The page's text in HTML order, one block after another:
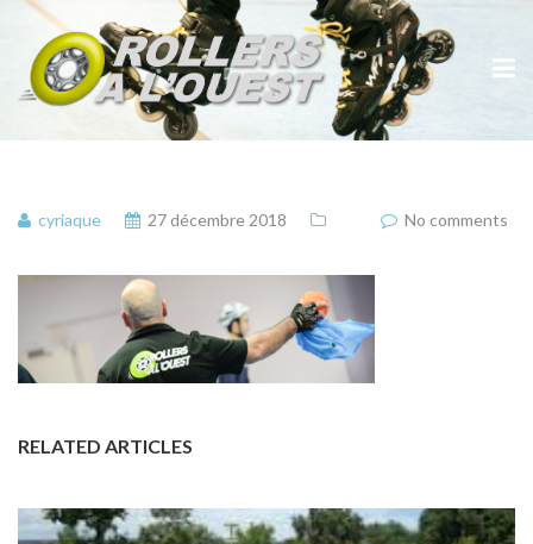
cyriaque 27 décembre 2018 No comments
RELATED ARTICLES